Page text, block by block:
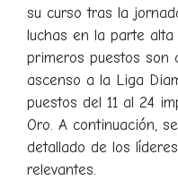
su curso tras la
luchas en la parte
primeros puestos son
ascenso a la Liga
puestos del 11 al 24
Oro. A continuación,
detallado de los
relevantes.